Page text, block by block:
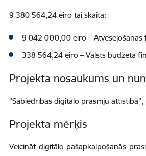
9 380 564,24 eiro tai skaitā:
9 042 000,00 eiro –
338 564,24 eiro – Valsts budžeta
Projekta nosaukums un
"Sabiedrības digitālo prasmju
Projekta mērķis
Veicināt digitālo pašapkalpošanās